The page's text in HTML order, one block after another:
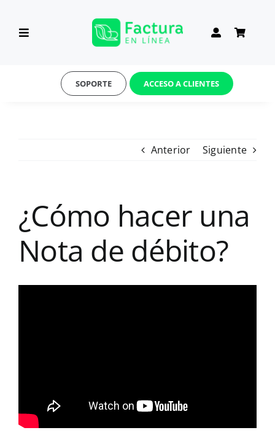
contenido
Toggle
SOPORTE ACCESO A CLIENTES
Anterior Siguiente
¿Cómo hacer una
Nota de débito?